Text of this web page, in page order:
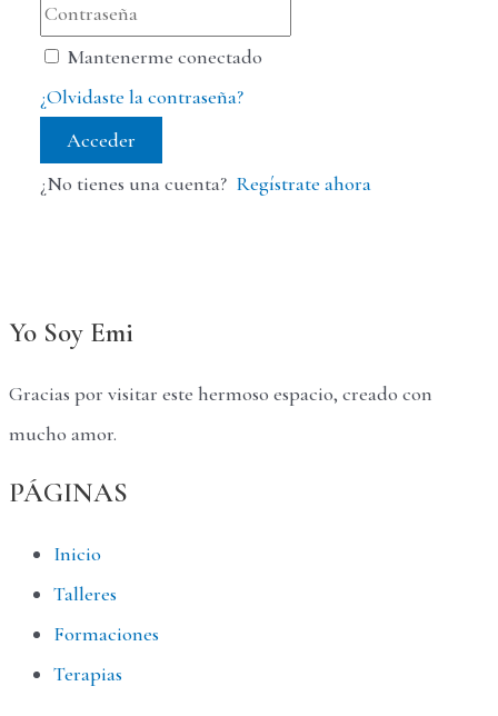
Mantenerme conectado
¿Olvidaste la contraseña?
Acceder
¿No tienes una cuenta? Regístrate ahora
Yo Soy Emi
Gracias por visitar este hermoso espacio, creado con
mucho amor.
PÁGINAS
Inicio
Talleres
Formaciones
Terapias